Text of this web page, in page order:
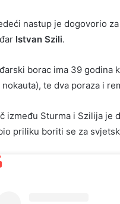
nastup je dogovorio
Istvan Szili.
borac ima 39 godina
nokauta), te dva poraza i
između Sturma i Szilija je
priliku boriti se za